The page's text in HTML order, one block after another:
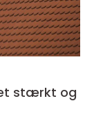
stærkt og